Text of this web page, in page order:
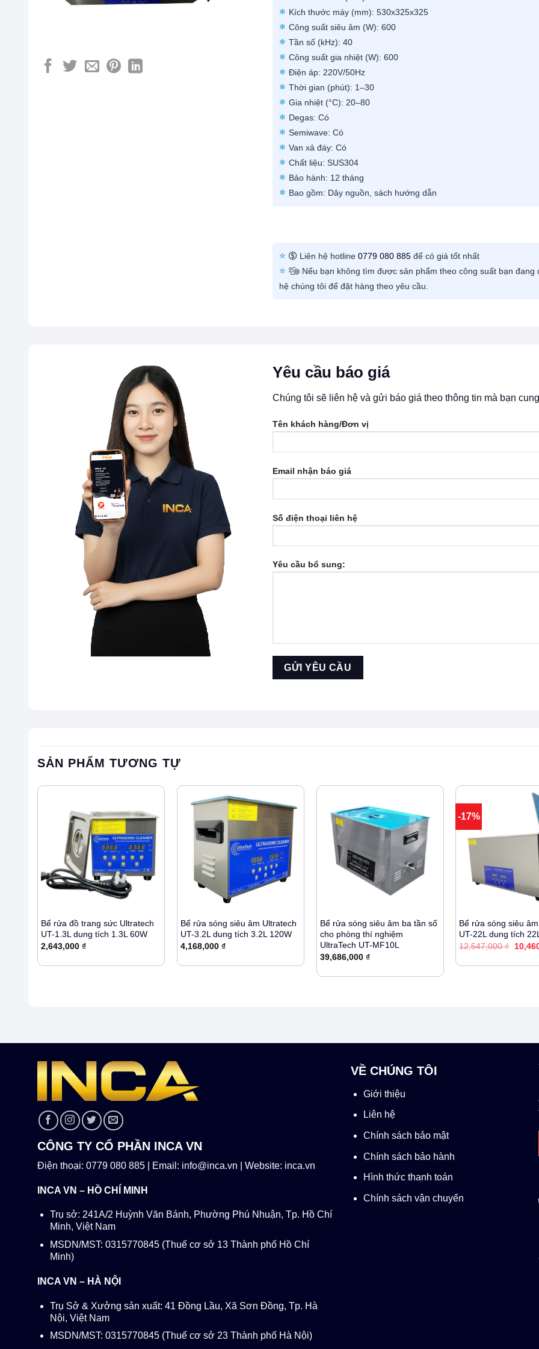
Kích thước máy (mm): 530x325x325
Công suất siêu âm (W): 600
Tần số (kHz): 40
Công suất gia nhiệt (W): 600
Điện áp: 220V/50Hz
Thời gian (phút): 1–30
Gia nhiệt (°C): 20–80
Degas: Có
Semiwave: Có
Van xả đáy: Có
Chất liệu: SUS304
Bảo hành: 12 tháng
Bao gồm: Dây nguồn, sách hướng dẫn
Liên hệ hotline 0779 080 885để có giá tốt nhất
Nếu bạn không tìm được sản phẩm theo công suất bạn đang
hệ chúng tôi để đặt hàng theo yêu cầu.
Yêu cầu báo giá
Chúng tôi sẽ liên hệ và gửi báo giá theo thông tin mà bạn
Tên khách hàng/Đơn vị
Email nhận báo giá
Số điện thoại liên hệ
Yêu cầu bổ sung:
SẢN PHẨM TƯƠNG TỰ
Bể rửa đồ trang sức Ultratech
UT-1.3L dung tích 1.3L 60W
2,643,000 ₫
Bể rửa sóng siêu âm Ultratech
UT-3.2L dung tích 3.2L 120W
4,168,000 ₫
Bể rửa sóng siêu âm ba tần số
cho phòng thí nghiệm
UltraTech UT-MF10L
39,686,000 ₫
-17%
Bể rửa sóng siêu
UT-22L dung tích
12,547,000₫ Giá
CÔNG TY CỔ PHẦN INCA VN
Điện thoại: 0779 080 885 | Email: info@inca.vn | Website: inca.vn
INCA VN – HỒ CHÍ MINH
Trụ sở: 241A/2 Huỳnh Văn Bánh, Phường Phú Nhuận, Tp. Hồ Chí
Minh, Việt Nam
MSDN/MST: 0315770845 (Thuế cơ sở 13 Thành phố Hồ Chí
Minh)
INCA VN – HÀ NỘI
Trụ Sở & Xưởng sản xuất: 41 Đồng Lầu, Xã Sơn Đồng, Tp. Hà
Nội, Việt Nam
MSDN/MST: 0315770845 (Thuế cơ sở 23 Thành phố Hà Nội)
VỀ CHÚNG TÔI
Giới thiệu
Liên hệ
Chính sách bảo mật
Chính sách bảo hành
Hình thức thanh toán
Chính sách vận chuyển